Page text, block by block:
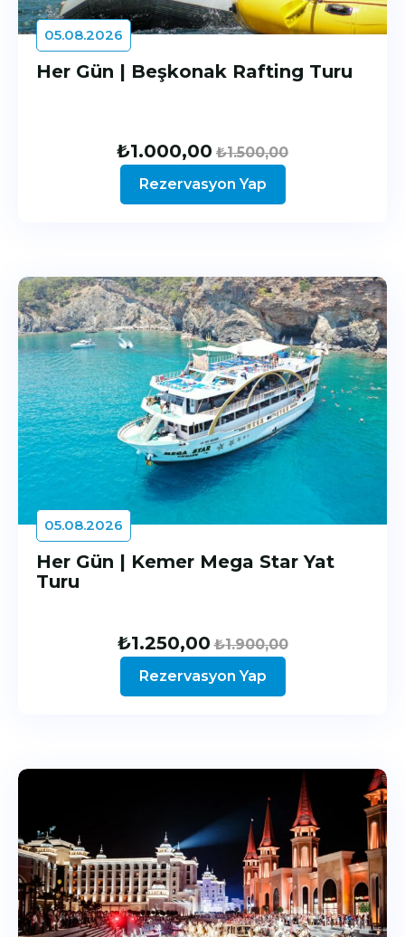
05.08.2026
Her Gün | Beşkonak Rafting Turu
₺1.000,00 ₺1.500,00
Rezervasyon Yap
05.08.2026
Her Gün | Kemer Mega Star Yat
Turu
₺1.250,00 ₺1.900,00
Rezervasyon Yap